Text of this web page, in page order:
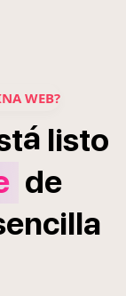
WEB?
á listo
de